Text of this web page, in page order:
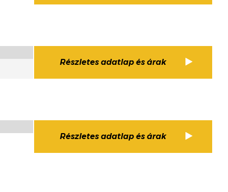
Részletes adatlap és árak
Részletes adatlap és árak